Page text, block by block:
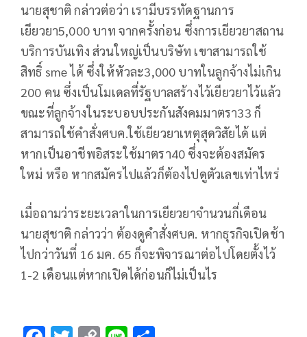
นายสุชาติ กล่าวต่อว่า เรามีบรรทัดฐานการ
เยียวยา5,000 บาท จากครั้งก่อน ซึ่งการเยียวยาสถาน
บริการบันเทิง ส่วนใหญ่เป็นบริษัท เขาสามารถใช้
สิทธิ์ sme ได้ ซึ่งให้หัวละ3,000 บาทในลูกจ้างไม่เกิน
200 คน ซึ่งเป็นโมเดลที่รัฐบาลสร้างไว้เยียวยาไว้แล้ว
ขณะที่ลูกจ้างในระบอบประกันสังคมมาตรา33 ก็
สามารถใช้คำสั่งศบค.ใช้เยียวยาเหตุสุดวิสัยได้ แต่
หากเป็นอาชีพอิสระใช้มาตรา40 ซึ่งจะต้องสมัคร
ใหม่ หรือ หากสมัครไปแล้วก็ต้องไปดูตัวเลขเท่าไหร่
เมื่อถามว่าระยะเวลาในการเยียวยาจำนวนกี่เดือน
นายสุชาติ กล่าวว่า ต้องดูคำสั่งศบค. หากธุรกิจเปิดช้า
ไปกว่าวันที่ 16 มค. 65 ก็จะพิจารณาต่อไปโดยตั้งไว้
1-2 เดือนแต่หากเปิดได้ก่อนก็ไม่เป็นไร